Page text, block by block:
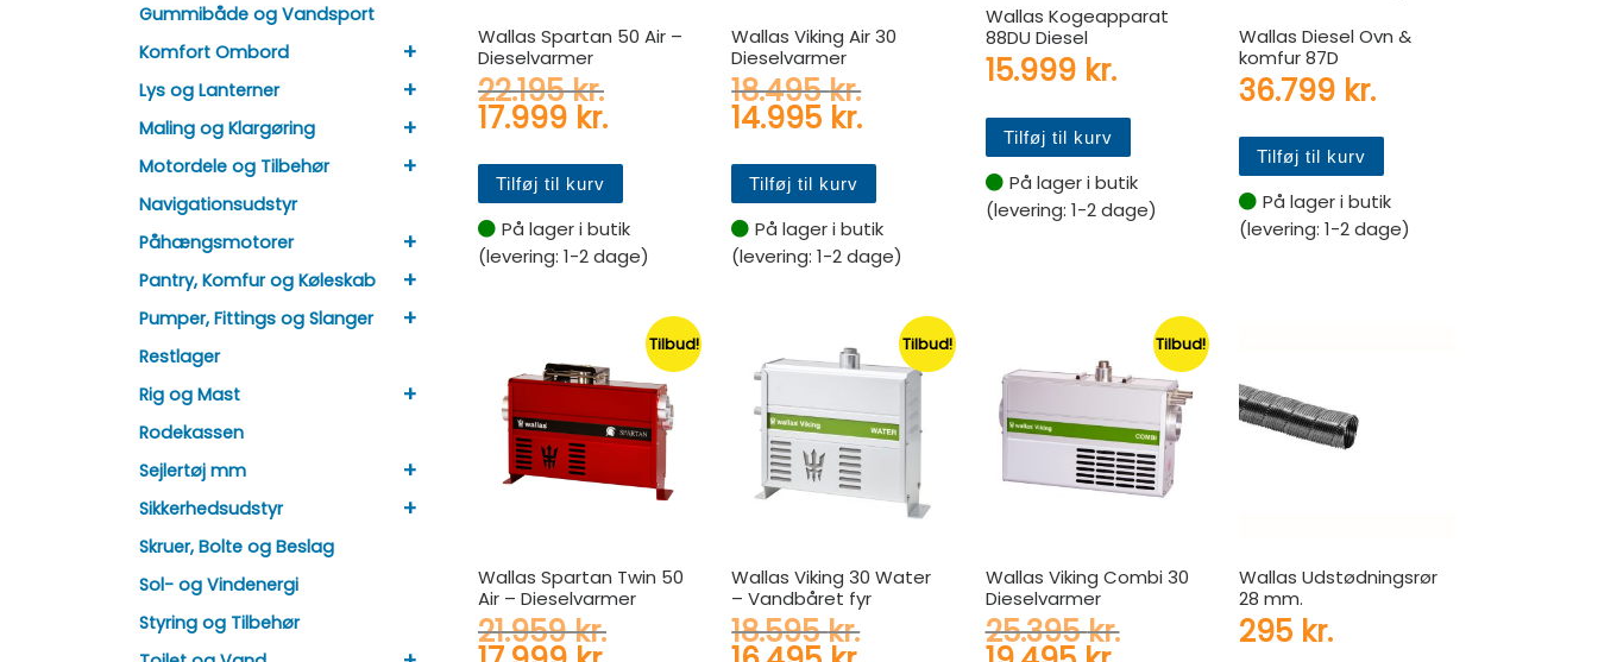
Wallas Spartan 50 Air –
Dieselvarmer
22.195kr.Den oprindelige pris var: 22.195 kr..
17.999 kr.Den aktuelle pris er: 17.999 kr..
Tilføj til kurv
På lager i butik
(levering: 1-2 dage)
Wallas Viking Air 30
Dieselvarmer
18.495kr.Den oprindelige pris var: 18.495 kr..
14.995 kr.Den aktuelle pris er: 14.995 kr..
Tilføj til kurv
På lager i butik
(levering: 1-2 dage)
Wallas Kogeapparat
88DU Diesel
15.999 kr.
Tilføj til kurv
På lager i butik
(levering: 1-2 dage)
Wallas Diesel Ovn &
komfur 87D
36.799 kr.
Tilføj til kurv
På lager i butik
(levering: 1-2 dage)
Tilbud!
Wallas Spartan Twin 50
Air – Dieselvarmer
21.959kr.Den oprindelige pris var: 21.959 kr..
Tilbud!
Wallas Viking 30 Water
– Vandbåret fyr
18.595kr.Den oprindelige pris var: 18.595 kr..
Tilbud!
Wallas Viking Combi 30
Dieselvarmer
25.395kr.Den oprindelige pris var: 25.395
Wallas Udstødningsrør
28 mm.
295 kr.
Gummibåde og Vandsport
Komfort Ombord
+
Lys og Lanterner +
Maling og Klargøring +
Motordele og Tilbehør +
Navigationsudstyr
Påhængsmotorer
+
Pantry, Komfur og Køleskab +
Pumper, Fittings og Slanger +
Restlager
Rig og Mast
+
Rodekassen
Sejlertøj mm
+
Sikkerhedsudstyr +
Skruer, Bolte og Beslag
Sol- og Vindenergi
Styring og Tilbehør